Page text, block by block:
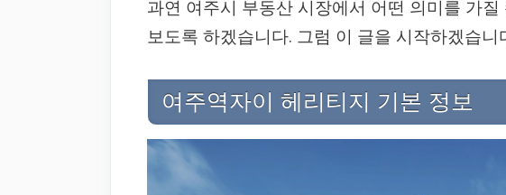
과연 여주시 부동산 시장에서 어떤 의미를 가
보도록 하겠습니다. 그럼 이 글을 시작하겠습니
여주역자이 헤리티지 기본 정보